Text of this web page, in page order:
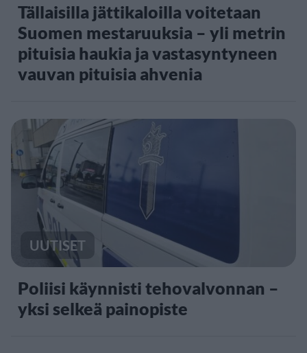
Tällaisilla jättikaloilla voitetaan
Suomen mestaruuksia – yli metrin
pituisia haukia ja vastasyntyneen
vauvan pituisia ahvenia
UUTISET
Poliisi käynnisti tehovalvonnan –
yksi selkeä painopiste